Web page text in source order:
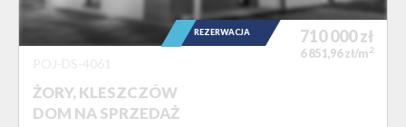
ŻORY, KLESZCZÓW
DOM NA SPRZEDAŻ
710 000zł
6 851,96 zł/m2
REZERWACJA